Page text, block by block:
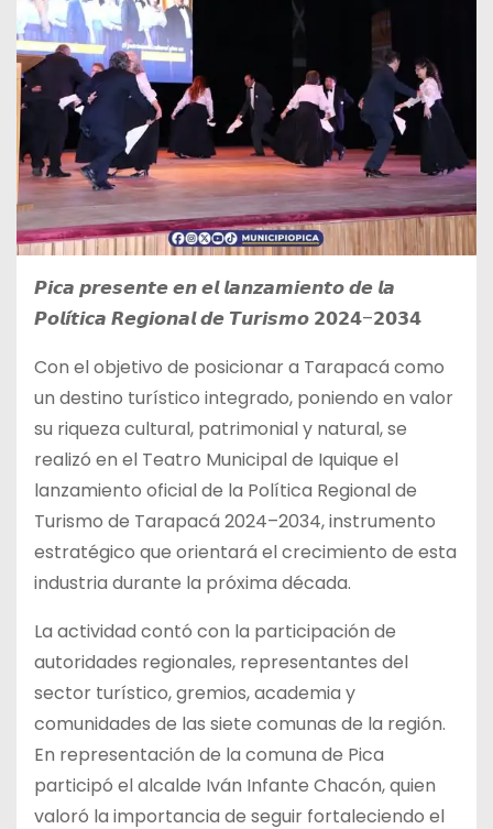
𝙋𝙞𝙘𝙖 𝙥𝙧𝙚𝙨𝙚𝙣𝙩𝙚 𝙚𝙣 𝙚𝙡 𝙡𝙖𝙣𝙯𝙖𝙢𝙞𝙚𝙣𝙩𝙤 𝙙𝙚 𝙡𝙖
𝙋𝙤𝙡𝙞́𝙩𝙞𝙘𝙖 𝙍𝙚𝙜𝙞𝙤𝙣𝙖𝙡 𝙙𝙚 𝙏𝙪𝙧𝙞𝙨𝙢𝙤 𝟮𝟬𝟮𝟰–𝟮𝟬𝟯𝟰
Con el objetivo de posicionar a Tarapacá como
un destino turístico integrado, poniendo en valor
su riqueza cultural, patrimonial y natural, se
realizó en el Teatro Municipal de Iquique el
lanzamiento oficial de la Política Regional de
Turismo de Tarapacá 2024–2034, instrumento
estratégico que orientará el crecimiento de esta
industria durante la próxima década.
La actividad contó con la participación de
autoridades regionales, representantes del
sector turístico, gremios, academia y
comunidades de las siete comunas de la región.
En representación de la comuna de Pica
participó el alcalde Iván Infante Chacón, quien
valoró la importancia de seguir fortaleciendo el